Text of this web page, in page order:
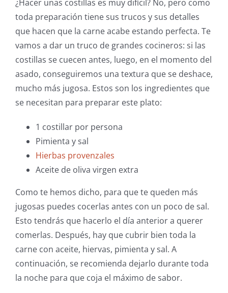
¿Hacer unas costillas es muy difícil? No, pero como
toda preparación tiene sus trucos y sus detalles
que hacen que la carne acabe estando perfecta. Te
vamos a dar un truco de grandes cocineros: si las
costillas se cuecen antes, luego, en el momento del
asado, conseguiremos una textura que se deshace,
mucho más jugosa. Estos son los ingredientes que
se necesitan para preparar este plato:
1 costillar por persona
Pimienta y sal
Hierbas provenzales
Aceite de oliva virgen extra
Como te hemos dicho, para que te queden más
jugosas puedes cocerlas antes con un poco de sal.
Esto tendrás que hacerlo el día anterior a querer
comerlas. Después, hay que cubrir bien toda la
carne con aceite, hiervas, pimienta y sal. A
continuación, se recomienda dejarlo durante toda
la noche para que coja el máximo de sabor.